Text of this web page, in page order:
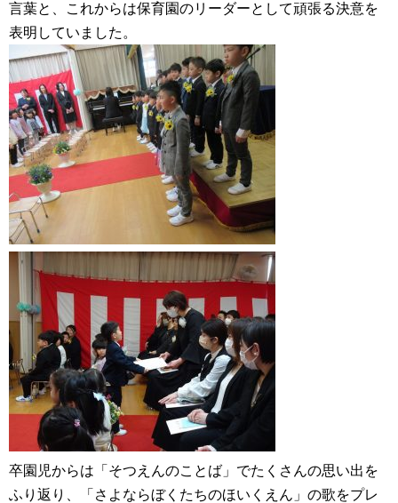
言葉と、これからは保育園のリーダーとして頑張る決意を
表明していました。
卒園児からは「そつえんのことば」でたくさんの思い出を
ふり返り、「さよならぼくたちのほいくえん」の歌をプレ